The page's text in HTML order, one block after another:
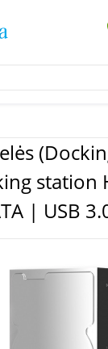
station
| USB